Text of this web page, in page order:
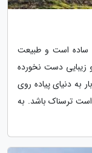
ساده است و طبیعت
دست نخورده
به دنیای پیاده روی
ترسناک باشد. به